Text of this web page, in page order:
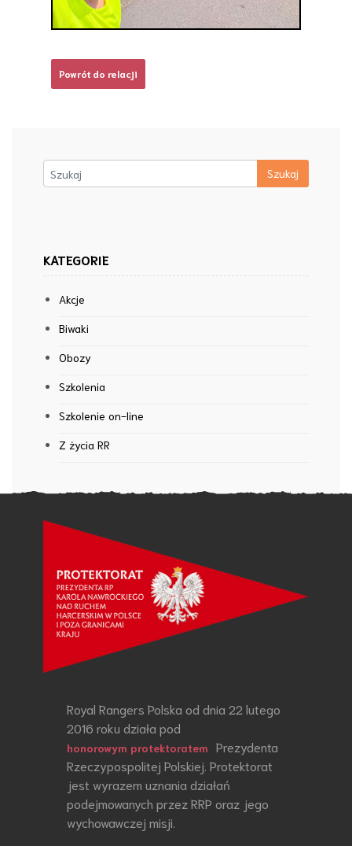
Powrót do relacji
KATEGORIE
Akcje
Biwaki
Obozy
Szkolenia
Szkolenie on-line
Z życia RR
Royal Rangers Polska od dnia 22 lutego
2016 roku działa pod
honorowym protektoratem
Prezydenta
Rzeczypospolitej Polskiej. Protektorat
jest wyrazem uznania działań
podejmowanych przez RRP oraz jego
wychowawczej misji.